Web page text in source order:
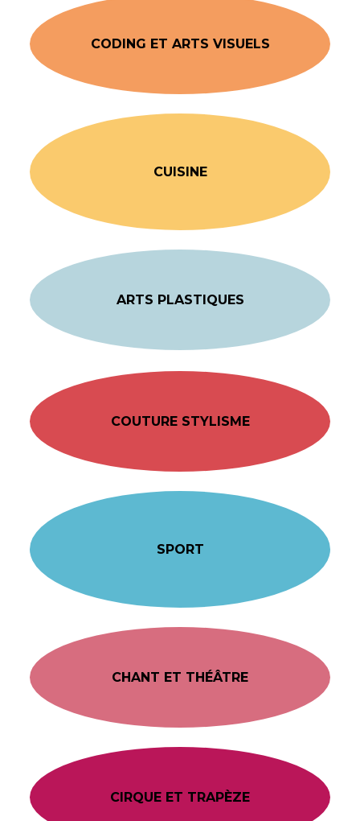
CODING ET ARTS VISUELS
CUISINE
ARTS PLASTIQUES
COUTURE STYLISME
SPORT
CHANT ET THÉÂTRE
CIRQUE ET TRAPÈZE